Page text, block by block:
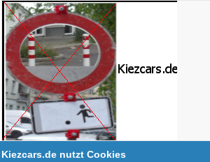
Kiezcars.de nutzt Cookies